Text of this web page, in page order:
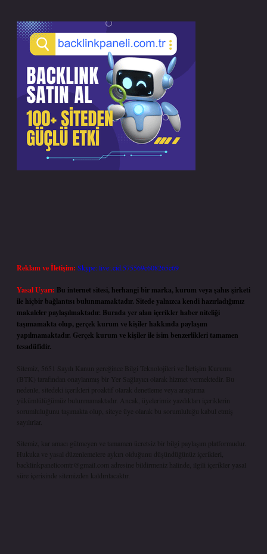
Reklam ve İletişim: Skype: live:.cid.575569c608265c69
Yasal Uyarı: Bu internet sitesi, herhangi bir marka, kurum veya şahıs şirketi
ile hiçbir bağlantısı bulunmamaktadır. Sitede yalnızca kendi hazırladığımız
makaleler paylaşılmaktadır. Burada yer alan içerikler haber niteliği
taşımamakta olup, gerçek kurum ve kişiler hakkında paylaşım
yapılmamaktadır. Gerçek kurum ve kişiler ile isim benzerlikleri tamamen
tesadüfidir.
Sitemiz, 5651 Sayılı Kanun gereğince Bilgi Teknolojileri ve İletişim Kurumu
(BTK) tarafından onaylanmış bir Yer Sağlayıcı olarak hizmet vermektedir. Bu
nedenle, sitedeki içerikleri proaktif olarak denetleme veya araştırma
yükümlülüğümüz bulunmamaktadır. Ancak, üyelerimiz yazdıkları içeriklerin
sorumluluğunu taşımakta olup, siteye üye olarak bu sorumluluğu kabul etmiş
sayılırlar.
Sitemiz, kar amacı gütmeyen ve tamamen ücretsiz bir bilgi paylaşım platformudur.
Hukuka ve yasal düzenlemelere aykırı olduğunu düşündüğünüz içerikleri,
backlinkpanelicomtr@gmail.com
adresine bildirmeniz halinde, ilgili içerikler yasal
süre içerisinde sitemizden kaldırılacaktır.